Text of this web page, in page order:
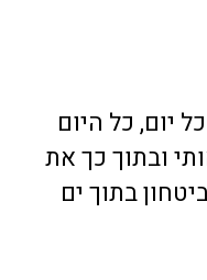
יום, כל היום
ובתוך כך את
בתוך ים